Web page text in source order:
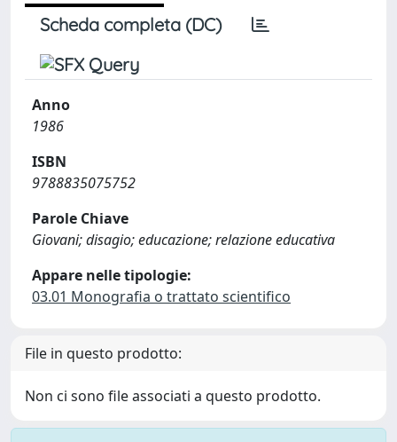
Scheda completa (DC)
Anno
1986
ISBN
9788835075752
Parole Chiave
Giovani; disagio; educazione; relazione educativa
Appare nelle tipologie:
03.01 Monografia o trattato scientifico
File in questo prodotto:
Non ci sono file associati a questo prodotto.